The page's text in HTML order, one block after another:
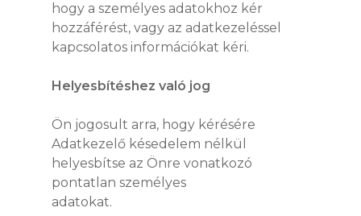
hogy a személyes adatokhoz kér
hozzáférést, vagy az adatkezeléssel
kapcsolatos információkat kéri.
Helyesbítéshez való jog
Ön jogosult arra, hogy kérésére
Adatkezelő késedelem nélkül
helyesbítse az Önre vonatkozó
pontatlan személyes
adatokat.